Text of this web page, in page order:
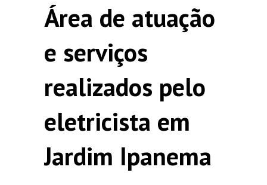
Área de atuação
e serviços
realizados pelo
eletricista em
Jardim Ipanema